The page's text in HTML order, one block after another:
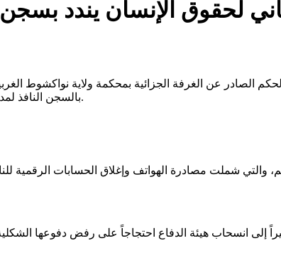
الصادر عن الغرفة الجزائية بمحكمة ولاية نواكشوط
بالسجن النافذ لمدة أربع سنوات، على خلفية تسجيلات نشرت عبر وسائل التواصل الاجتماعي.
شملت مصادرة الهواتف وإغلاق الحسابات الرقمية
إلى انسحاب هيئة الدفاع احتجاجاً على رفض دفوعها